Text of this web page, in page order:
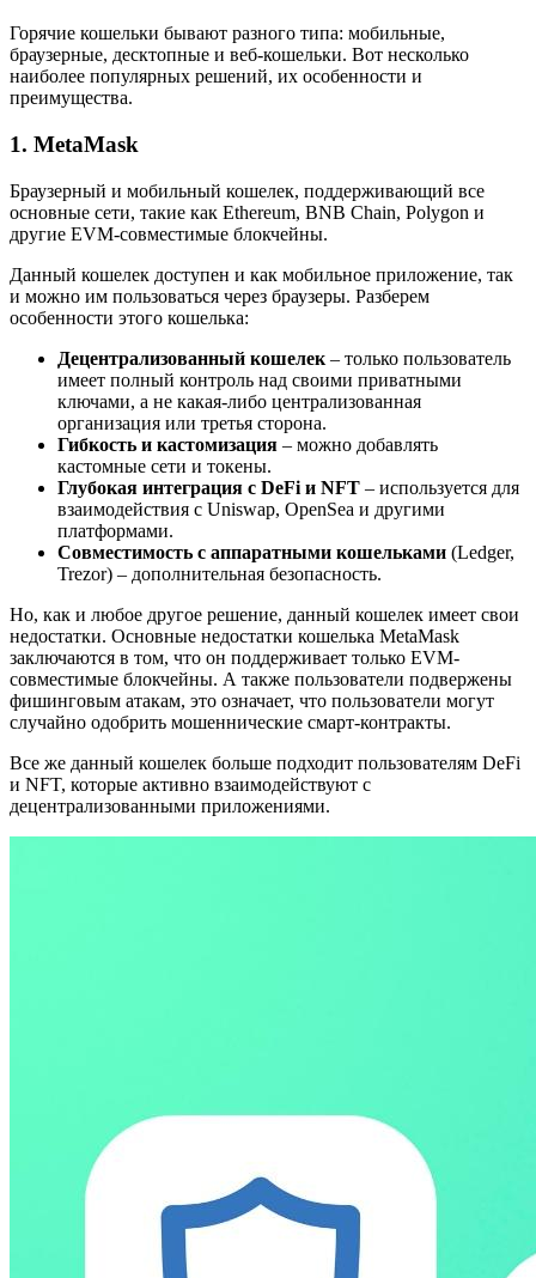
Горячие кошельки бывают разного типа: мобильные,
браузерные, десктопные и веб-кошельки. Вот несколько
наиболее популярных решений, их особенности и
преимущества.
1. MetaMask
Браузерный и мобильный кошелек, поддерживающий все
основные сети, такие как Ethereum, BNB Chain, Polygon и
другие EVM-совместимые блокчейны.
Данный кошелек доступен и как мобильное приложение, так
и можно им пользоваться через браузеры. Разберем
особенности этого кошелька:
Децентрализованный кошелек – только пользователь
имеет полный контроль над своими приватными
ключами, а не какая-либо централизованная
организация или третья сторона.
Гибкость и кастомизация – можно добавлять
кастомные сети и токены.
Глубокая интеграция с DeFi и NFT – используется для
взаимодействия с Uniswap, OpenSea и другими
платформами.
Совместимость с аппаратными кошельками (Ledger,
Trezor) – дополнительная безопасность.
Но, как и любое другое решение, данный кошелек имеет свои
недостатки. Основные недостатки кошелька MetaMask
заключаются в том, что он поддерживает только EVM-
совместимые блокчейны. А также пользователи подвержены
фишинговым атакам, это означает, что пользователи могут
случайно одобрить мошеннические смарт-контракты.
Все же данный кошелек больше подходит пользователям DeFi
и NFT, которые активно взаимодействуют с
децентрализованными приложениями.